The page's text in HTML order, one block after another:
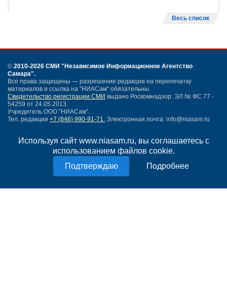
Используя сайт www.niasam.ru, вы соглашаетесь с
использованием файлов cookie.
Подробнее
Весь список
© 2010-2026 СМИ "Независимое Информационное Агентство
Самара".
Все права защищены — разрешение редакции на перепечатку
материалов и ссылка на "НИАСам" обязательны.
Свидетельство регистрации СМИ выдано Роскомнадзор: ЭЛ № ФС 77 -
54259 от 24.05.2013.
Учредитель ООО "НИАСам".
Тел. редакции +7 (846) 990-91-71. Электронная почта: info@niasam.ru
Карта сайта
Нашли ошибку?
Политика конфиденциальности
Согласие на обработку персональных данных